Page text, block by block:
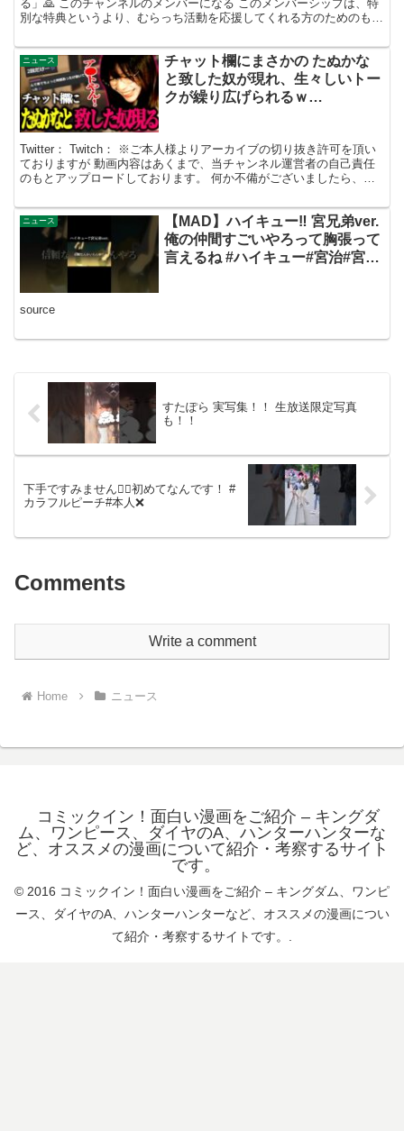
る」🙇 このチャンネルのメンバーになる このメンバーシップは、特
別な特典というより、むらっち活動を応援してくれる方のためのもの
ニュース
チャット欄にまさかの たぬかな
と致した奴が現れ、生々しいトー
クが繰り広げられるｗ
Twitter： Twitch： ※ご本人様よりアーカイブの切り抜き許可を頂い
ておりますが 動画内容はあくまで、当チャンネル運営者の自己責任
のもとアップロードしております。 何か不備がございましたら、お
ニュース
【MAD】ハイキュー‼︎ 宮兄弟ver.
俺の仲間すごいやろって胸張って
言えるね #ハイキュー#宮治#宮侑
source
すたぽら 実写集！！ 生放送限定写真
も！！
下手ですみません🙇‍♀️初めてなんです！ #
カラフルピーチ#本人❌
Comments
Write a comment
Home ニュース
コミックイン！面白い漫画をご紹介 – キングダ
ム、ワンピース、ダイヤのA、ハンターハンターな
ど、オススメの漫画について紹介・考察するサイト
です。
© 2016 コミックイン！面白い漫画をご紹介 – キングダム、ワンピ
ース、ダイヤのA、ハンターハンターなど、オススメの漫画につい
て紹介・考察するサイトです。.